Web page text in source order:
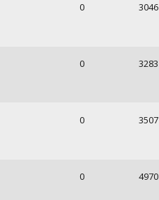
0 3046
0 3283
0 3507
0 4970